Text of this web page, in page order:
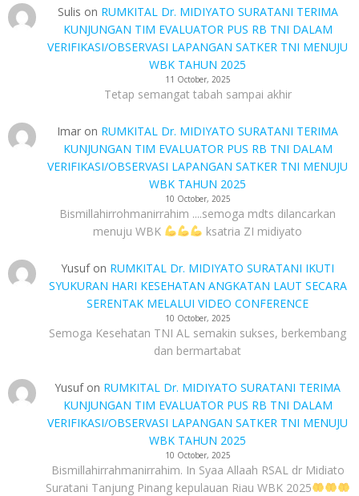
Sulis on RUMKITAL Dr. MIDIYATO SURATANI TERIMA
KUNJUNGAN TIM EVALUATOR PUS RB TNI DALAM
VERIFIKASI/OBSERVASI LAPANGAN SATKER TNI MENUJU
WBK TAHUN 2025
11 October, 2025
Tetap semangat tabah sampai akhir
Imar on RUMKITAL Dr. MIDIYATO SURATANI TERIMA
KUNJUNGAN TIM EVALUATOR PUS RB TNI DALAM
VERIFIKASI/OBSERVASI LAPANGAN SATKER TNI MENUJU
WBK TAHUN 2025
10 October, 2025
Bismillahirrohmanirrahim ....semoga mdts dilancarkan
menuju WBK
ksatria ZI midiyato
Yusufon RUMKITAL Dr. MIDIYATO SURATANI IKUTI
SYUKURAN HARI KESEHATAN ANGKATAN LAUT SECARA
SERENTAK MELALUI VIDEO CONFERENCE
10 October, 2025
Semoga Kesehatan TNI AL semakin sukses, berkembang
dan bermartabat
Yusufon RUMKITAL Dr. MIDIYATO SURATANI TERIMA
KUNJUNGAN TIM EVALUATOR PUS RB TNI DALAM
VERIFIKASI/OBSERVASI LAPANGAN SATKER TNI MENUJU
WBK TAHUN 2025
10 October, 2025
Bismillahirrahmanirrahim. In Syaa Allaah RSAL dr Midiato
Suratani Tanjung Pinang kepulauan Riau WBK 2025